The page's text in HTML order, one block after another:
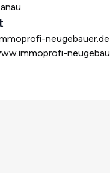
neugebauer.de